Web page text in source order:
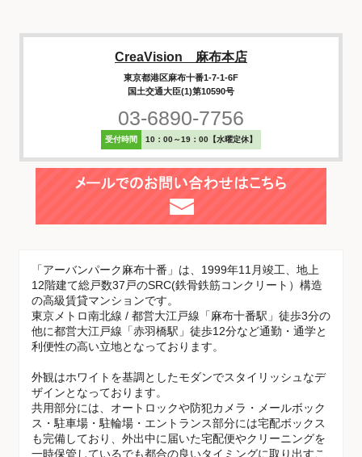
CreaVision 麻布本店
東京都港区麻布十番1-7-1-6F
国土交通大臣(1)第10590号
03-6890-7756
受付時間 10：00～19：00【水曜定休】
「アーバンパーク麻布十番」は、1999年11月竣工、地上
12階建て総戸数37戸のSRC(鉄骨鉄筋コンクリート）構造
の高級賃貸マンションです。
東京メトロ南北線 / 都営大江戸線「麻布十番駅」徒歩3分の
他に都営大江戸線「赤羽橋駅」徒歩12分など通勤・通学と
利便性の高い立地となっております。
外観はホワイトを基調としたモダンでスタイリッシュなデ
ザインとなっております。
共用部分には、オートロックや防犯カメラ・メールボック
ス・駐車場・駐輪場・エントランス部分には宅配ボックス
も完備しており、外出中に届いた宅配便やクリーニングを
一時保管しているでも都合の良いタイミングに取り出すこ